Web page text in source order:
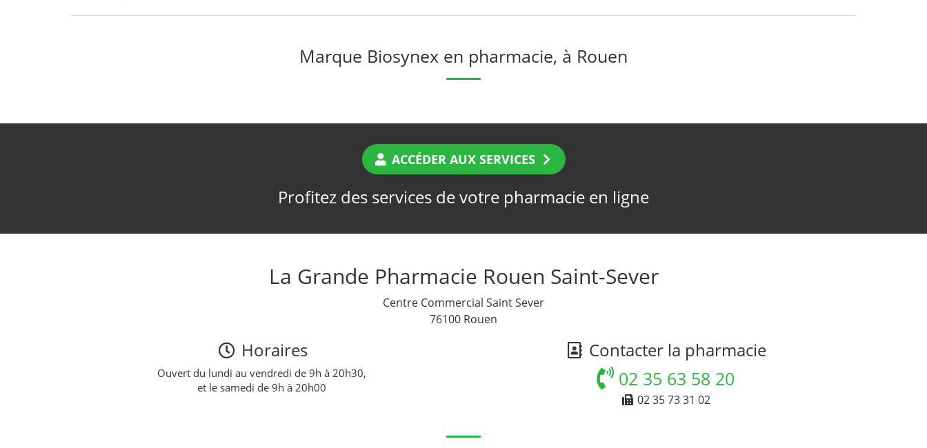
Marque Biosynex en pharmacie, à Rouen
ACCÉDER AUX SERVICES
Profitez des services de votre pharmacie en ligne
La Grande Pharmacie Rouen Saint-Sever
Centre Commercial Saint Sever
76100 Rouen
Horaires
Ouvert du lundi au vendredi de 9h à 20h30,
et le samedi de 9h à 20h00
Contacter la pharmacie
02 35 63 58 20
02 35 73 31 02